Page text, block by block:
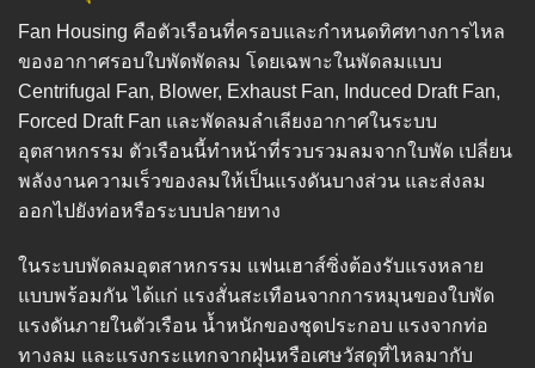
Fan Housing คือตัวเรือนที่ครอบและกำหนดทิศทางการไหล
ของอากาศรอบใบพัดพัดลม โดยเฉพาะในพัดลมแบบ
Centrifugal Fan, Blower, Exhaust Fan, Induced Draft Fan,
Forced Draft Fan และพัดลมลำเลียงอากาศในระบบ
อุตสาหกรรม ตัวเรือนนี้ทำหน้าที่รวบรวมลมจากใบพัด เปลี่ยน
พลังงานความเร็วของลมให้เป็นแรงดันบางส่วน และส่งลม
ออกไปยังท่อหรือระบบปลายทาง
ในระบบพัดลมอุตสาหกรรม แฟนเฮาส์ซิ่งต้องรับแรงหลาย
แบบพร้อมกัน ได้แก่ แรงสั่นสะเทือนจากการหมุนของใบพัด
แรงดันภายในตัวเรือน น้ำหนักของชุดประกอบ แรงจากท่อ
ทางลม และแรงกระแทกจากฝุ่นหรือเศษวัสดุที่ไหลมากับ